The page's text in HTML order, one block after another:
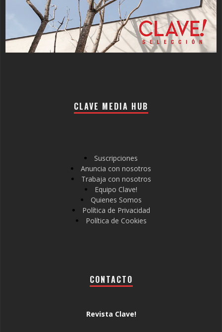
CLAVE MEDIA HUB
Suscripciones
Anuncia con nosotros
Trabaja con nosotros
Equipo Clave!
Quienes Somos
Política de Privacidad
Política de Cookies
CONTACTO
Revista Clave!